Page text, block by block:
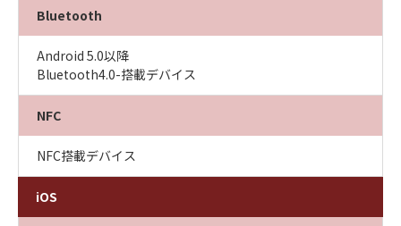
iOS
Bluetooth
Android 5.0以降
Bluetooth4.0-搭載デバイス
NFC
NFC搭載デバイス